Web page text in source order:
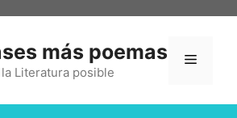
más poemas
Literatura posible